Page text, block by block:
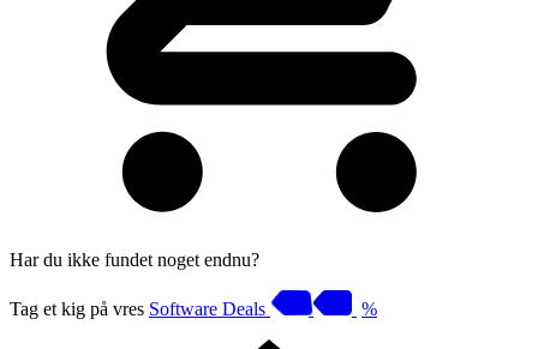
Har du ikke fundet noget endnu?
Tag et kig på vres Software Deals %